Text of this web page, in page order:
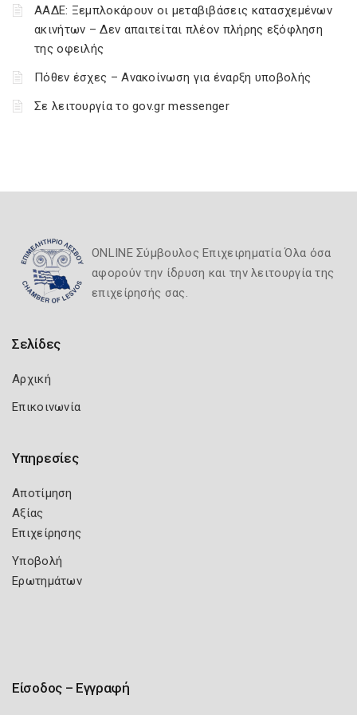
ΑΑΔΕ: Ξεμπλοκάρουν οι μεταβιβάσεις κατασχεμένων
ακινήτων – Δεν απαιτείται πλέον πλήρης εξόφληση
της οφειλής
Πόθεν έσχες – Ανακοίνωση για έναρξη υποβολής
Σε λειτουργία το gov.gr messenger
ONLINE Σύμβουλος Επιχειρηματία Όλα όσα
αφορούν την ίδρυση και την λειτουργία της
επιχείρησής σας.
Σελίδες
Αρχική
Επικοινωνία
Υπηρεσίες
Αποτίμηση
Αξίας
Επιχείρησης
Υποβολή
Ερωτημάτων
Είσοδος – Εγγραφή